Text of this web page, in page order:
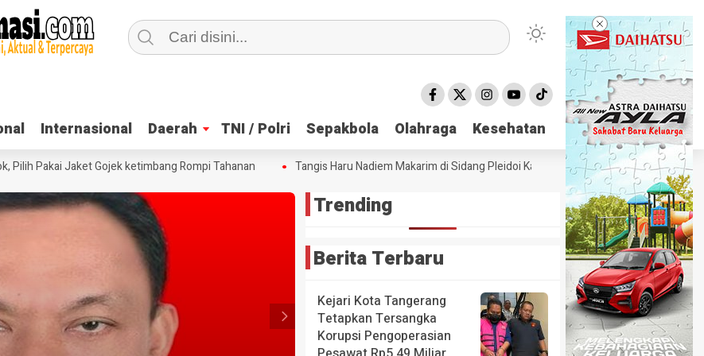
Internasional Daerah TNI / Polri Sepakbola Olahraga Kesehatan
Internasional Daerah TNI / Polri Sepakbola Olahraga Kesehatan
Pakai Jaket Gojek ketimbang Rompi Tahanan Tangis Haru Nadiem Makarim di Sidang Pleidoi Kasus Chromebook, Pilih Pakai Jaket
Trending
Berita Terbaru
Kejari Kota Tangerang
Tetapkan Tersangka
Korupsi Pengoperasian